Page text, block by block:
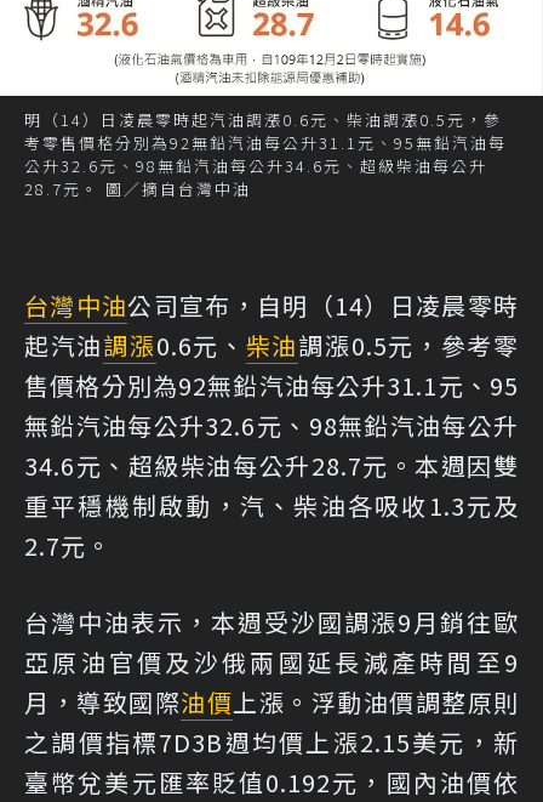
明（14）日凌晨零時起汽油調漲0.6元、柴油調漲0.5元，參
考零售價格分別為92無鉛汽油每公升31.1元、95無鉛汽油每
公升32.6元、98無鉛汽油每公升34.6元、超級柴油每公升
28.7元。 圖／摘自台灣中油
台灣中油公司宣布，自明（14）日凌晨零時
起汽油調漲0.6元、 柴油調漲0.5元，參考零
售價格分別為92無鉛汽油每公升31.1元、95
無鉛汽油每公升32.6元、98無鉛汽油每公升
34.6元、超級柴油每公升28.7元。本週因雙
重平穩機制啟動，汽、柴油各吸收1.3元及
2.7元。
台灣中油表示，本週受沙國調漲9月銷往歐
亞原油官價及沙俄兩國延長減產時間至9
月，導致國際油價上漲。浮動油價調整原則
之調價指標7D3B週均價上漲2.15美元，新
臺幣兌美元匯率貶值0.192元，國內油價依